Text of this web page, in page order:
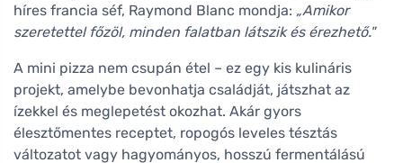
híres francia séf, Raymond Blanc mondja: „Amikor
szeretettel főzöl, minden falatban látszik és érezhető."
A mini pizza nem csupán étel – ez egy kis kulináris
projekt, amelybe bevonhatja családját, játszhat az
ízekkel és meglepetést okozhat. Akár gyors
élesztőmentes receptet, ropogós leveles tésztás
változatot vagy hagyományos, hosszú fermentálású